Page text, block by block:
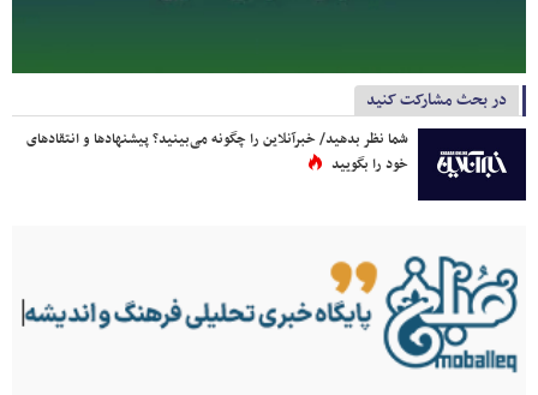
در بحث مشارکت کنید
شما نظر بدهید/ خبرآنلاین را چگونه می‌بینید؟ پیشنهادها و انتقادهای
خود را بگویید